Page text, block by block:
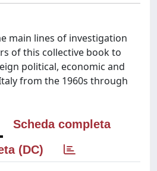
main lines of investigation
of this collective book to
political, economic and
from the 1960s through
Scheda completa
(DC)